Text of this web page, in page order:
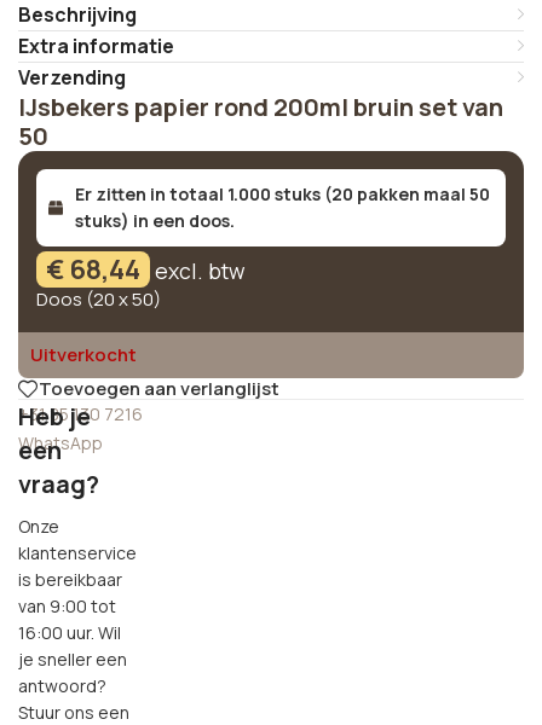
Beschrijving
Extra informatie
Verzending
IJsbekers papier rond 200ml bruin set van
50
Er zitten in totaal 1.000 stuks (20 pakken maal 50
stuks) in een doos.
€ 68,44 excl. btw
Doos (20 x 50)
Uitverkocht
Toevoegen aan verlanglijst
+31 85 130 7216
WhatsApp
Heb je
een
vraag?
Onze
klantenservice
is bereikbaar
van 9:00 tot
16:00 uur. Wil
je sneller een
antwoord?
Stuur ons een